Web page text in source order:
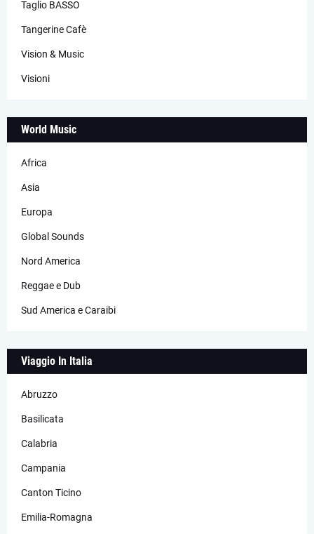
Taglio BASSO
Tangerine Cafè
Vision & Music
Visioni
World Music
Africa
Asia
Europa
Global Sounds
Nord America
Reggae e Dub
Sud America e Caraibi
Viaggio In Italia
Abruzzo
Basilicata
Calabria
Campania
Canton Ticino
Emilia-Romagna